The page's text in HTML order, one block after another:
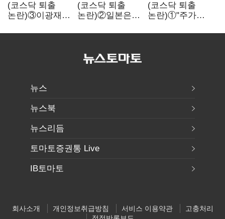
(코스닥 퇴출
논란)③이광재
자동차 없애지는
(코스닥 퇴출
논란)②일본은
기다려주는데
퇴출?…
시간만으론
(코스닥 퇴출
논란)①"주가
옥토 태운다"…
뉴스
뉴스북
뉴스리듬
토마토증권통 Live
IB토마토
회사소개 개인정보취급방침 서비스 이용약관
고충처리